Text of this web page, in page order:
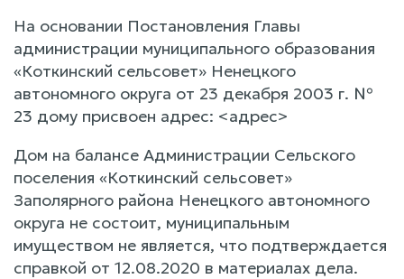
На основании Постановления Главы
администрации муниципального образования
«Коткинский сельсовет» Ненецкого
автономного округа от 23 декабря 2003 г. №
23 дому присвоен адрес: <адрес>
Дом на балансе Администрации Сельского
поселения «Коткинский сельсовет»
Заполярного района Ненецкого автономного
округа не состоит, муниципальным
имуществом не является, что подтверждается
справкой от 12.08.2020 в материалах дела.